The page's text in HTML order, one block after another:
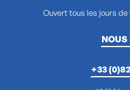
Ouvert tous les jours de
NOUS
+33